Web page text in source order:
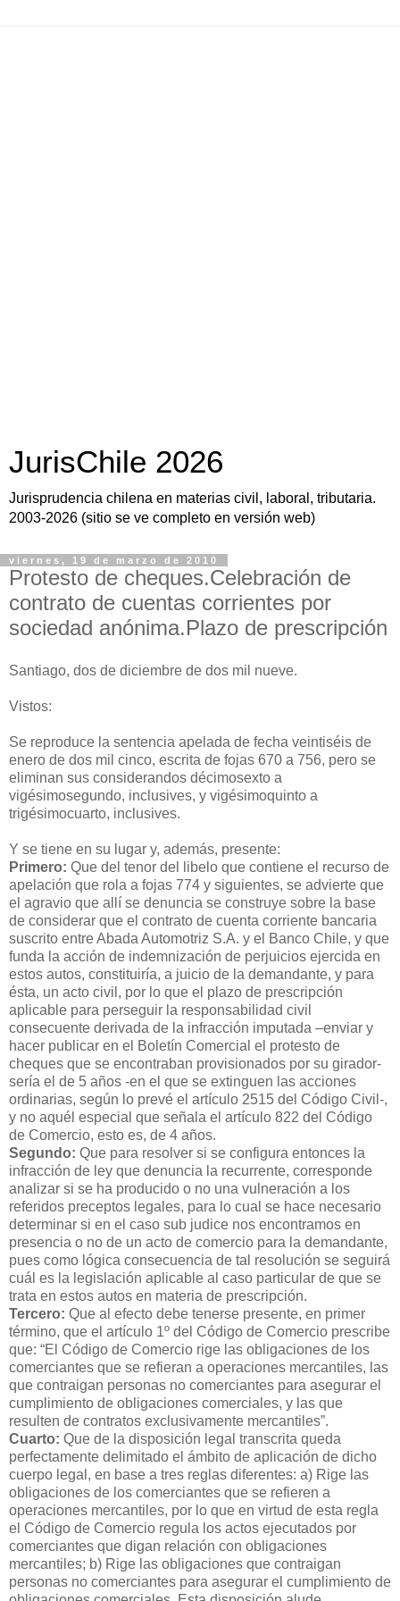
JurisChile 2026
Jurisprudencia chilena en materias civil, laboral, tributaria.
2003-2026 (sitio se ve completo en versión web)
viernes, 19 de marzo de 2010
Protesto de cheques.Celebración de
contrato de cuentas corrientes por
sociedad anónima.Plazo de prescripción
Santiago, dos de diciembre de dos mil nueve.
Vistos:
Se reproduce la sentencia apelada de fecha veintiséis de
enero de dos mil cinco, escrita de fojas 670 a 756, pero se
eliminan sus considerandos décimosexto a
vigésimosegundo, inclusives, y vigésimoquinto a
trigésimocuarto, inclusives.
Y se tiene en su lugar y, además, presente:
Primero: Que del tenor del libelo que contiene el recurso de
apelación que rola a fojas 774 y siguientes, se advierte que
el agravio que allí se denuncia se construye sobre la base
de considerar que el contrato de cuenta corriente bancaria
suscrito entre Abada Automotriz S.A. y el Banco Chile, y que
funda la acción de indemnización de perjuicios ejercida en
estos autos, constituiría, a juicio de la demandante, y para
ésta, un acto civil, por lo que el plazo de prescripción
aplicable para perseguir la responsabilidad civil
consecuente derivada de la infracción imputada –enviar y
hacer publicar en el Boletín Comercial el protesto de
cheques que se encontraban provisionados por su girador-
sería el de 5 años -en el que se extinguen las acciones
ordinarias, según lo prevé el artículo 2515 del Código Civil-,
y no aquél especial que señala el artículo 822 del Código
de Comercio, esto es, de 4 años.
Segundo: Que para resolver si se configura entonces la
infracción de ley que denuncia la recurrente, corresponde
analizar si se ha producido o no una vulneración a los
referidos preceptos legales, para lo cual se hace necesario
determinar si en el caso sub judice nos encontramos en
presencia o no de un acto de comercio para la demandante,
pues como lógica consecuencia de tal resolución se seguirá
cuál es la legislación aplicable al caso particular de que se
trata en estos autos en materia de prescripción.
Tercero: Que al efecto debe tenerse presente, en primer
término, que el artículo 1º del Código de Comercio prescribe
que: “El Código de Comercio rige las obligaciones de los
comerciantes que se refieran a operaciones mercantiles, las
que contraigan personas no comerciantes para asegurar el
cumplimiento de obligaciones comerciales, y las que
resulten de contratos exclusivamente mercantiles”.
Cuarto: Que de la disposición legal transcrita queda
perfectamente delimitado el ámbito de aplicación de dicho
cuerpo legal, en base a tres reglas diferentes: a) Rige las
obligaciones de los comerciantes que se refieren a
operaciones mercantiles, por lo que en virtud de esta regla
el Código de Comercio regula los actos ejecutados por
comerciantes que digan relación con obligaciones
mercantiles; b) Rige las obligaciones que contraigan
personas no comerciantes para asegurar el cumplimiento de